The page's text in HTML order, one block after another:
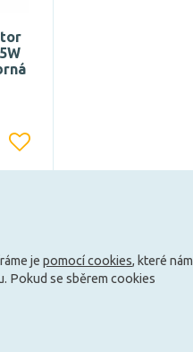
je pomocí cookies, které nám
Pokud se sběrem cookies